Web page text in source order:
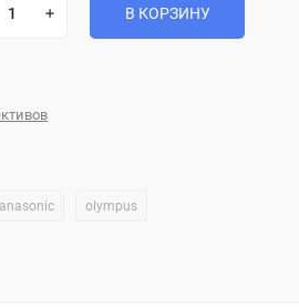
В КОРЗИНУ
olympus